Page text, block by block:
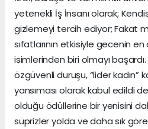
yetenekli İş İnsanı olarak;
gizlemeyi tercih ediyor; Fakat
sıfatlarının etkisiyle gecenin
isimlerinden biri olmayı
özgüvenli duruşu, “lider kadın”
yansıması olarak kabul edildi
olduğu ödüllerine bir yenisini
süprizler yolda ve daha sık